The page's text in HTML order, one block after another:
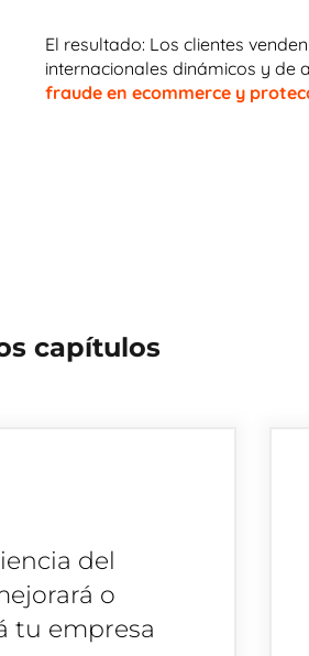
El resultado: Los clientes
internacionales dinámicos y de
fraude en ecommerce y
capítulos
del
o
tu empresa